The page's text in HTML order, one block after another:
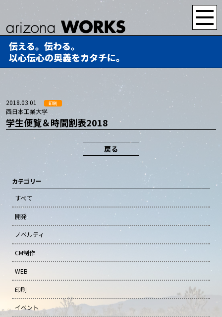
伝える。伝わる。
以心伝心の奥義をカタチに。
2018.03.01 印刷
西日本工業大学
学生便覧＆時間割表2018
戻る
カテゴリー
すべて
開発
ノベルティ
CM制作
WEB
印刷
イベント